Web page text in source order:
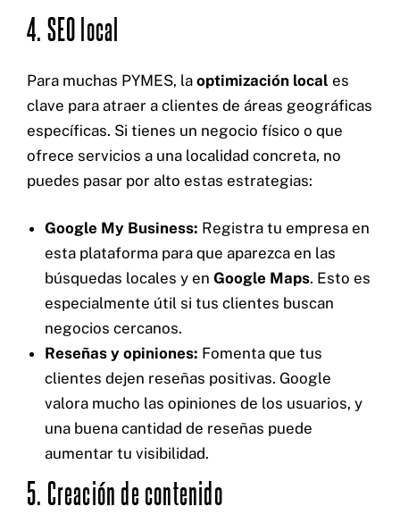
4. SEO local
Para muchas PYMES, la optimización local es
clave para atraer a clientes de áreas geográficas
específicas. Si tienes un negocio físico o que
ofrece servicios a una localidad concreta, no
puedes pasar por alto estas estrategias:
Google My Business: Registra tu empresa en
esta plataforma para que aparezca en las
búsquedas locales y en Google Maps. Esto es
especialmente útil si tus clientes buscan
negocios cercanos.
Reseñas y opiniones: Fomenta que tus
clientes dejen reseñas positivas. Google
valora mucho las opiniones de los usuarios, y
una buena cantidad de reseñas puede
aumentar tu visibilidad.
5. Creación de contenido